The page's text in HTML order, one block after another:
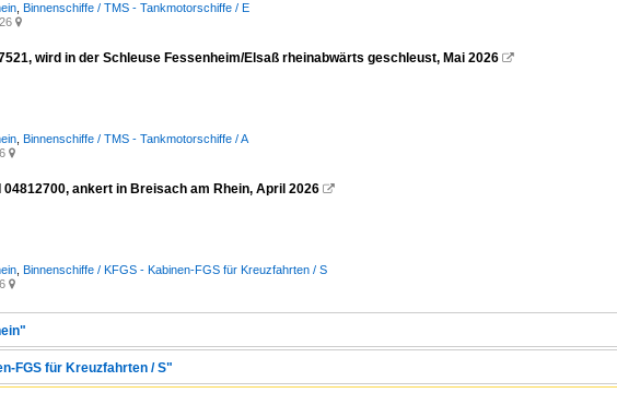
Binnenschiffe / TMS - Tankmotorschiffe / E

wird in der Schleuse Fessenheim/Elsaß rheinabwärts geschleust, Mai 2026 
Binnenschiffe / TMS - Tankmotorschiffe / A

04812700, ankert in Breisach am Rhein, April 2026 
Binnenschiffe / KFGS - Kabinen-FGS für Kreuzfahrten / S

FGS für Kreuzfahrten / S"